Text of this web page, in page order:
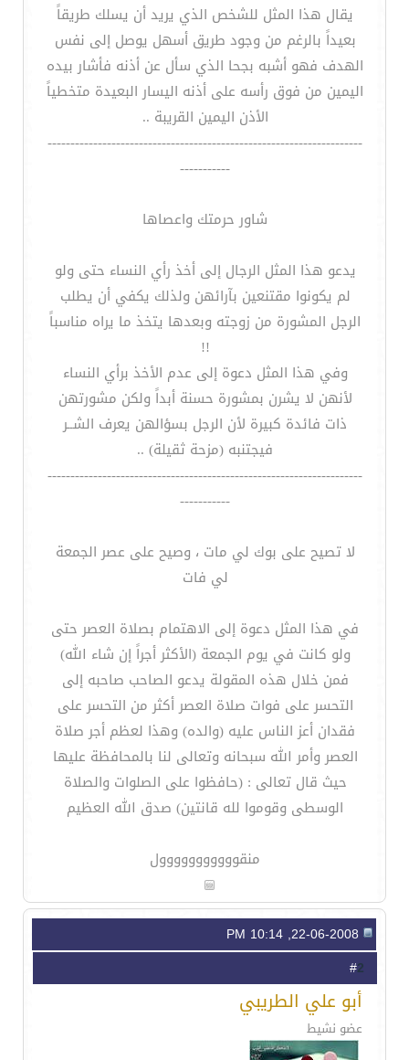
يقال هذا المثل للشخص الذي يريد أن يسلك طريقاً
بعيداً بالرغم من وجود طريق أسهل يوصل إلى نفس
الهدف فهو أشبه بجحا الذي سأل عن أذنه فأشار بيده
اليمين من فوق رأسه على أذنه اليسار البعيدة متخطياً
الأذن اليمين القريبة ..
---------------------------------------------------------------------
-----------
شاور حرمتك واعصاها
يدعو هذا المثل الرجال إلى أخذ رأي النساء حتى ولو
لم يكونوا مقتنعين بآرائهن ولذلك يكفي أن يطلب
الرجل المشورة من زوجته وبعدها يتخذ ما يراه مناسباً
!!
وفي هذا المثل دعوة إلى عدم الأخذ برأي النساء
لأنهن لا يشرن بمشورة حسنة أبداً ولكن مشورتهن
ذات فائدة كبيرة لأن الرجل بسؤالهن يعرف الشــر
فيجتنبه (مزحة ثقيلة) ..
---------------------------------------------------------------------
-----------
لا تصيح على بوك لي مات ، وصيح على عصر الجمعة
لي فات
في هذا المثل دعوة إلى الاهتمام بصلاة العصر حتى
ولو كانت في يوم الجمعة (الأكثر أجراً إن شاء الله)
فمن خلال هذه المقولة يدعو الصاحب صاحبه إلى
التحسر على فوات صلاة العصر أكثر من التحسر على
فقدان أعز الناس عليه (والده) وهذا لعظم أجر صلاة
العصر وأمر الله سبحانه وتعالى لنا بالمحافظة عليها
حيث قال تعالى : (حافظوا على الصلوات والصلاة
الوسطى وقوموا لله قانتين) صدق الله العظيم
منقووووووووووول
2
أبو علي الطريبي
عضو نشيط